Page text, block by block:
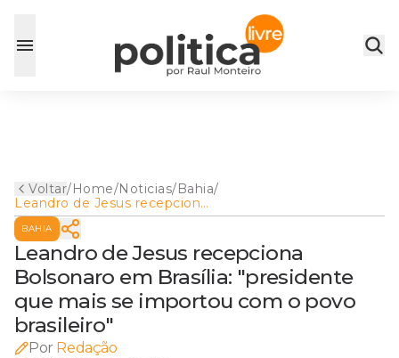
Voltar/Home/Noticias/Bahia/
Leandro de Jesus recepciona
Bolsonaro em Brasília:
"presidente que mais se
importou com o povo
brasileiro"
BAHIA
Leandro de Jesus recepciona
Bolsonaro em Brasília: "presidente
que mais se importou com o povo
brasileiro"
Por Redação